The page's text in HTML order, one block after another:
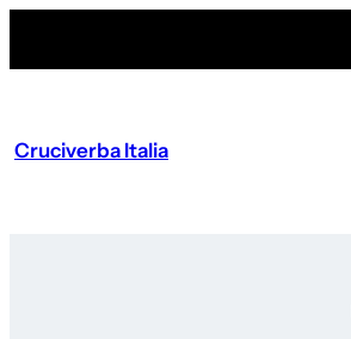
Cruciverba Italia